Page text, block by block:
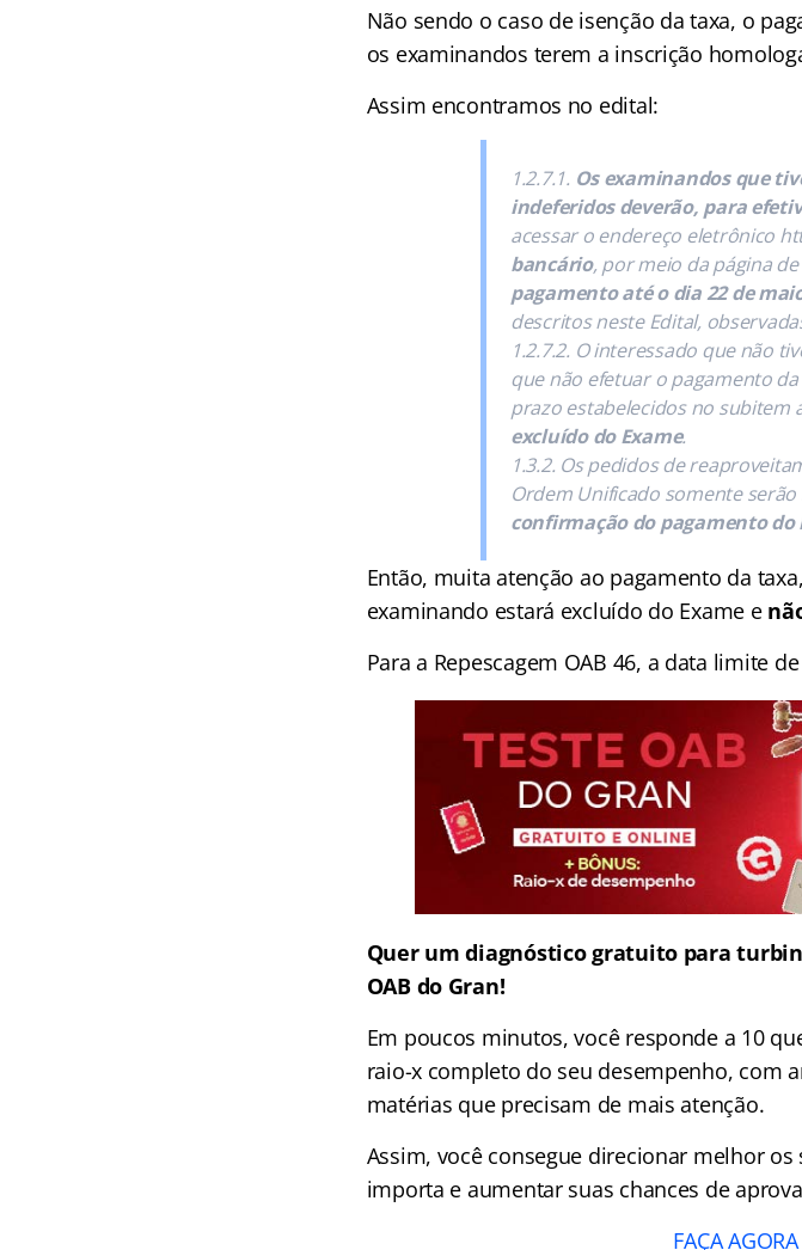
Não sendo o caso de isenção da taxa, o
os examinandos terem a inscrição
Assim encontramos no edital:
1.2.7.1. Os examinandos que
indeferidos deverão, para
acessar o endereço eletrônico
bancário, por meio da página
pagamento até o dia 22 de
descritos neste Edital,
1.2.7.2. O interessado que não
que não efetuar o pagamento
prazo estabelecidos no subitem
excluído do Exame.
1.3.2. Os pedidos de
Ordem Unificado somente serão
confirmação do pagamento
Então, muita atenção ao pagamento da
examinando estará excluído do Exame e
Para a Repescagem OAB 46, a data limite
Quer um diagnóstico gratuito para
OAB do Gran!
Em poucos minutos, você responde a 10
raio-x completo do seu desempenho, com
matérias que precisam de mais atenção.
Assim, você consegue direcionar melhor
importa e aumentar suas chances de
FAÇA